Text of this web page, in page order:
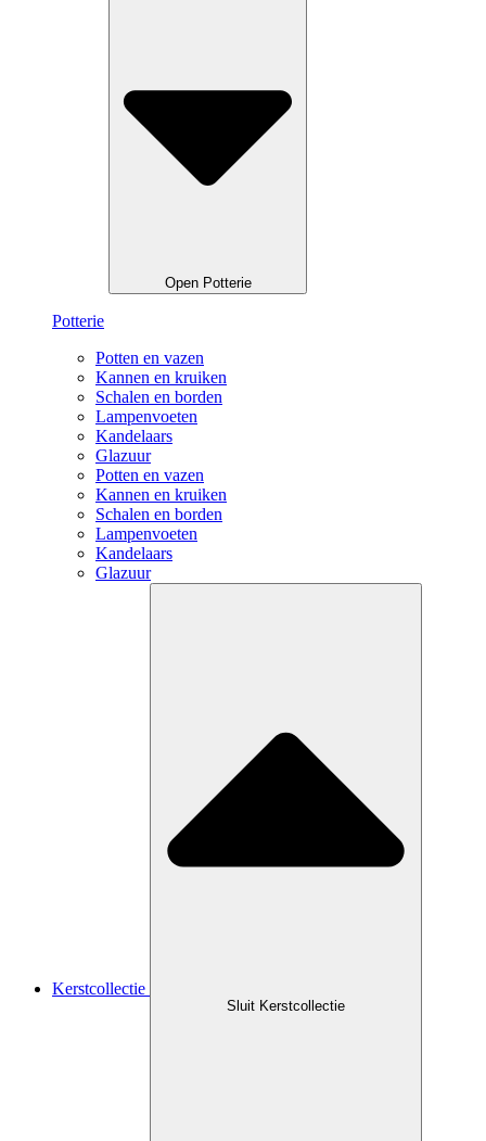
Open Potterie
Potterie
Potten en vazen
Kannen en kruiken
Schalen en borden
Lampenvoeten
Kandelaars
Glazuur
Potten en vazen
Kannen en kruiken
Schalen en borden
Lampenvoeten
Kandelaars
Glazuur
Kerstcollectie
Sluit Kerstcollectie